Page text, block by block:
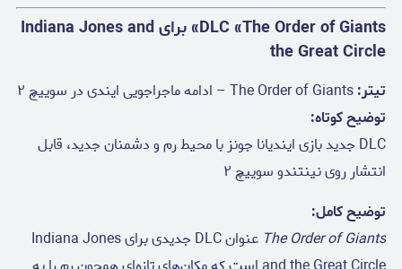
DLC «The Order of Giants» برای Indiana Jones and
the Great Circle
تیتر:
توضیح کوتاه:
DLC جدید بازی ایندیانا جونز با محیط رم و دشمنان جدید، قابل
انتشار روی نینتندو سوییچ ۲
توضیح کامل:
The Order of Giants
عنوان DLC جدیدی برای Indiana Jones